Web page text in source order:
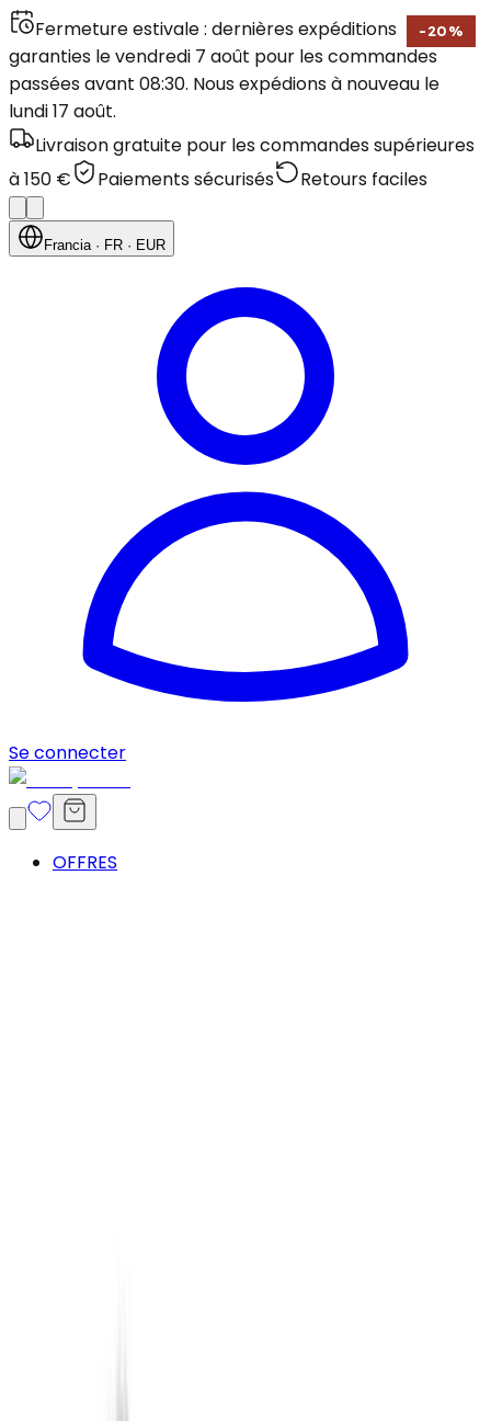
Fermeture estivale : dernières expéditions
garanties le vendredi 7 août pour les commandes
passées avant 08:30. Nous expédions à nouveau le
lundi 17 août.
Livraison gratuite pour les commandes supérieures
à 150 €
Paiements sécurisés Retours faciles
Francia· FR · EUR
Se connecter
OFFRES
- 20 %